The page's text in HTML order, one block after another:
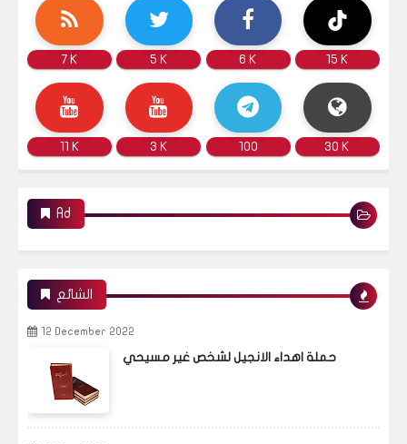
7 K 5 K 6 K 15 K
11 K 3 K 100 30 K
Ad
الشائع
12 December 2022
حملة اهداء الانجيل لشخص غير مسيحي